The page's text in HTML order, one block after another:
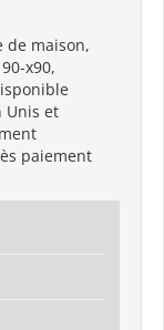
de maison,
x90,
Unis et
paiement